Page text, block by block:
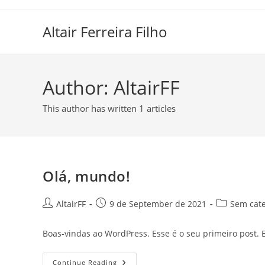
Altair Ferreira Filho
Author: AltairFF
This author has written 1 articles
Olá, mundo!
PostAltairFF
Post9 de September de 2021
PostSem
Boas-vindas ao WordPress. Esse é o seu primeiro
Continue Reading Olá,